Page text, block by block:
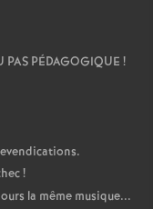
PAS PÉDAGOGIQUE !
!
la même musique...